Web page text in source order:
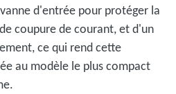
d'entrée pour protéger la
coupure de courant, et d'un
ce qui rend cette
au modèle le plus compact